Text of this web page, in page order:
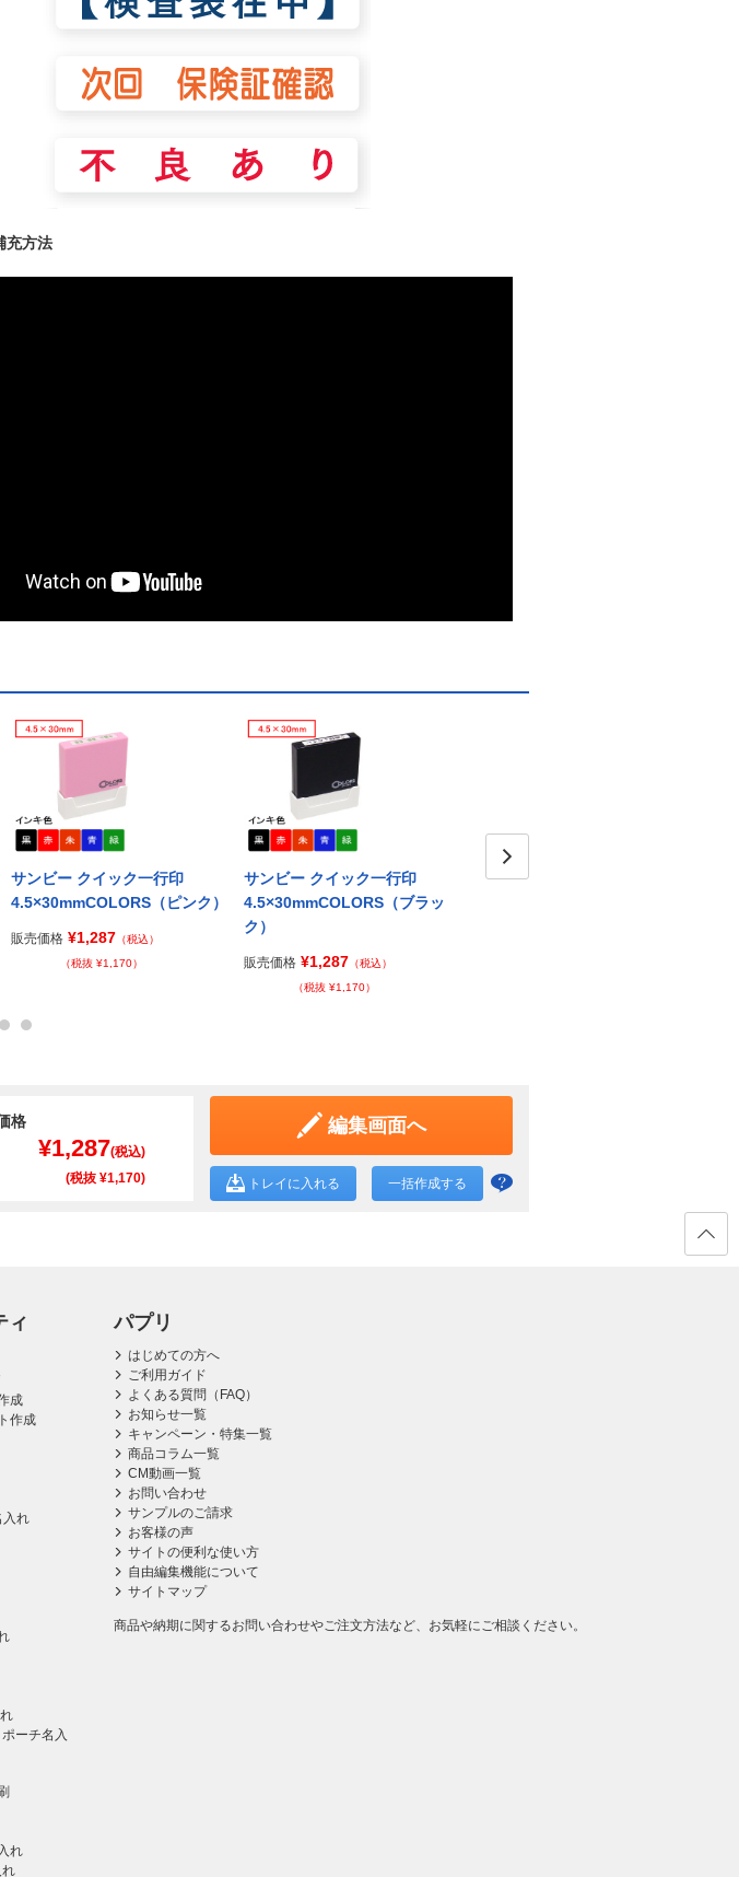
充方法
サンビー クイック一行印
4.5×30mmCOLORS（ピンク）
販売価格 ¥1,287 （税込）
（税抜 ¥1,170）
サンビー クイック一行印
4.5×30mmCOLORS（ブラッ
ク）
販売価格 ¥1,287 （税込）
（税抜 ¥1,170）
サンビー クイック一行印
格
¥1,287(税込)
(税抜 ¥1,170)
編集画面へ
トレイに入れる 一括作成する
ィ
成
作成
入れ
ーチ名入
れ
れ
パプリ
はじめての方へ
ご利用ガイド
よくある質問（FAQ）
お知らせ一覧
キャンペーン・特集一覧
商品コラム一覧
CM動画一覧
お問い合わせ
サンプルのご請求
お客様の声
サイトの便利な使い方
自由編集機能について
サイトマップ
商品や納期に関するお問い合わせやご注文方法など、お気軽にご相談ください。